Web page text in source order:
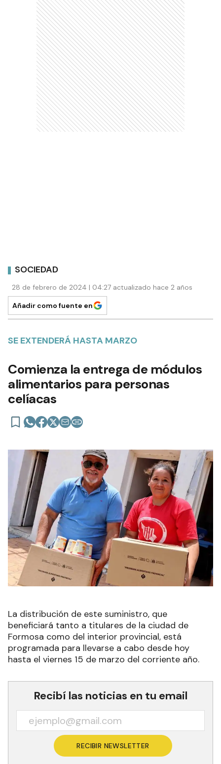
SOCIEDAD
28 de febrero de 2024 | 04:27 actualizado hace 2 años
Añadir como fuente en
SE EXTENDERÁ HASTA MARZO
Comienza la entrega de módulos
alimentarios para personas
celíacas
La distribución de este suministro, que
beneficiará tanto a titulares de la ciudad de
Formosa como del interior provincial, está
programada para llevarse a cabo desde hoy
hasta el viernes 15 de marzo del corriente año.
Recibí las noticias en tu email
RECIBIR NEWSLETTER